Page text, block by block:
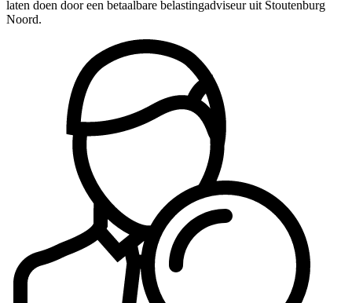
laten doen door een betaalbare belastingadviseur uit Stoutenburg
Noord.